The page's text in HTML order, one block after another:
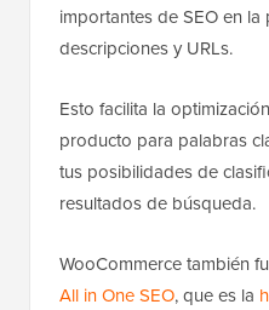
importantes de SEO en
descripciones y URLs.
Esto facilita la
producto para palabras
tus posibilidades de
resultados de búsqueda.
WooCommerce también
All in One SEO, que es la